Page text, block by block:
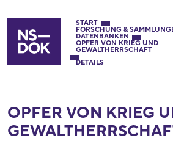
START
FORSCHUNG &
DATENBANKEN
OPFER VON KRIEG UND
GEWALTHERRSCHAFT
DETAILS
OPFER VON KRIEG